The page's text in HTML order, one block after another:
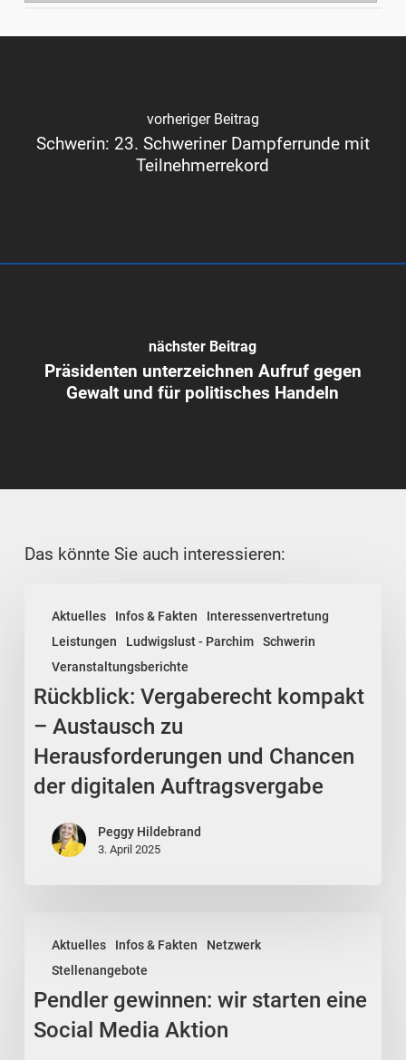
vorheriger Beitrag
Schwerin: 23. Schweriner Dampferrunde mit
Teilnehmerrekord
nächster Beitrag
Präsidenten unterzeichnen Aufruf gegen
Gewalt und für politisches Handeln
Das könnte Sie auch interessieren:
Aktuelles Infos & Fakten
Interessenvertretung
Leistungen
Ludwigslust - Parchim
Schwerin
Veranstaltungsberichte
Vergaberecht
kompakt
Austausch
zu
Herausforderungen
und
Chancen
digitalen
Rückblick: Vergaberecht kompakt
– Austausch zu
Herausforderungen und Chancen
der digitalen Auftragsvergabe
Peggy Hildebrand
3. April 2025
Aktuelles Infos & Fakten
Netzwerk
Stellenangebote
gewinnen:
starten
eine
Pendler gewinnen: wir starten eine
Social Media Aktion